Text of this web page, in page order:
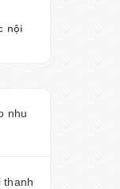
nội
nhu
thanh